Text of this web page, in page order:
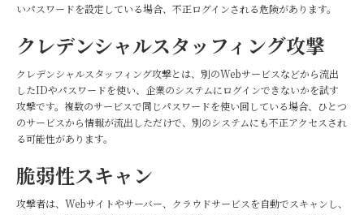
いパスワードを設定している場合、不正ログインされる危険があります。
クレデンシャルスタッフィング攻撃
クレデンシャルスタッフィング攻撃とは、別のWebサービスなどから流出
したIDやパスワードを使い、企業のシステムにログインできないかを試す
攻撃です。複数のサービスで同じパスワードを使い回している場合、ひとつ
のサービスから情報が流出しただけで、別のシステムにも不正アクセスされ
る可能性があります。
脆弱性スキャン
攻撃者は、Webサイトやサーバー、クラウドサービスを自動でスキャンし、